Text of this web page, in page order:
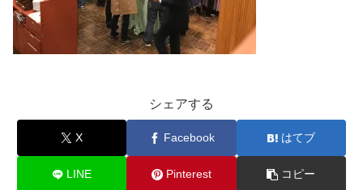
シェアする
X Facebook はてブ
LINE Pinterest コピー